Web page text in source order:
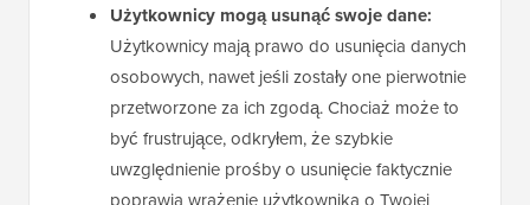
Użytkownicy mogą usunąć swoje dane:
Użytkownicy mają prawo do usunięcia danych
osobowych, nawet jeśli zostały one pierwotnie
przetworzone za ich zgodą. Chociaż może to
być frustrujące, odkryłem, że szybkie
uwzględnienie prośby o usunięcie faktycznie